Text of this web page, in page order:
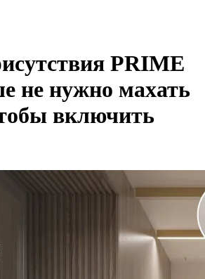
PRIME
не нужно махать
включить